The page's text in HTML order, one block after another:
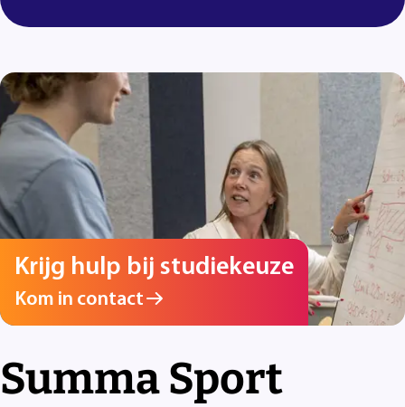
Summa Sport
Krijg hulp bij studiekeuze
Kom in contact